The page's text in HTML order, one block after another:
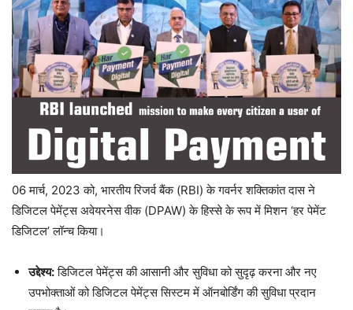
06 मार्च, 2023 को, भारतीय रिजर्व बैंक (RBI) के गवर्नर शक्तिकांत दास ने
डिजिटल पेमेंट्स अवेयरनेस वीक (DPAW) के हिस्से के रूप में मिशन ‘हर पेमेंट
डिजिटल’ लॉन्च किया।
उद्देश्य:डिजिटल पेमेंट्स की आसानी और सुविधा को सुदृढ़ करना और नए
उपभोक्ताओं को डिजिटल पेमेंट्स सिस्टम में ऑनबोर्डिंग की सुविधा प्रदान